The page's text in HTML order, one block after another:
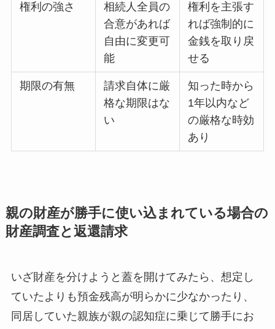
権利の強さ
相続人全員の
合意があれば
自由に変更可
能
権利を主張す
れば強制的に
金銭を取り戻
せる
期限の有無
請求自体に厳
格な期限はな
い
知った時から
1年以内など
の厳格な時効
あり
親の財産が勝手に使い込まれている場合の
財産調査と返還請求
いざ財産を分けようと蓋を開けてみたら、想定し
ていたよりも預金残高が明らかに少なかったり、
同居していた親族が親の認知症に乗じて勝手にお